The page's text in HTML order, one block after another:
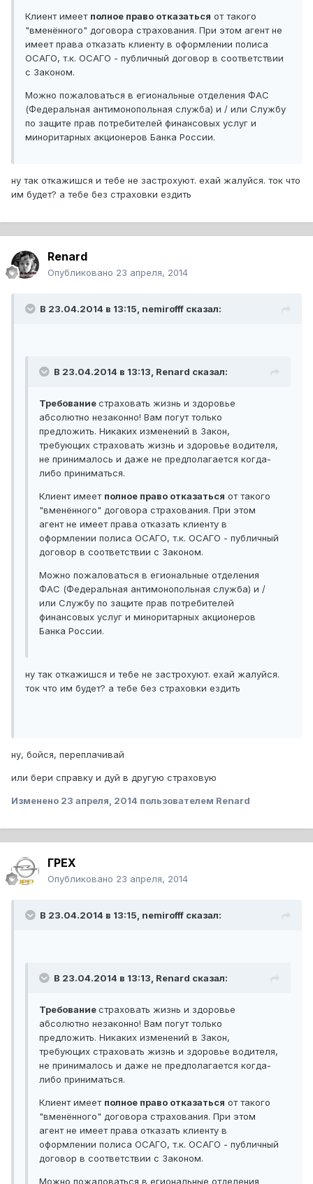
Клиент имеет полное право отказаться от такого
"вменённого" договора страхования. При этом агент не
имеет права отказать клиенту в оформлении полиса
ОСАГО, т.к. ОСАГО - публичный договор в соответствии
с Законом.
Можно пожаловаться в егиональные отделения ФАС
(Федеральная антимонопольная служба) и / или Службу
по защите прав потребителей финансовых услуг и
миноритарных акционеров Банка России.
ну так откажишся и тебе не застрохуют. ехай жалуйся. ток что
им будет? а тебе без страховки ездить
Renard
Опубликовано 23 апреля, 2014
В 23.04.2014 в 13:15, nemirofff сказал:
В 23.04.2014 в 13:13, Renard сказал:
Требованиестраховать жизнь и здоровье
абсолютно незаконно! Вам погут только
предложить. Никаких изменений в Закон,
требующих страховать жизнь и здоровье водителя,
не принималось и даже не предполагается когда-
либо приниматься.
Клиент имеет полное право отказаться от такого
"вменённого" договора страхования. При этом
агент не имеет права отказать клиенту в
оформлении полиса ОСАГО, т.к. ОСАГО - публичный
договор в соответствии с Законом.
Можно пожаловаться в егиональные отделения
ФАС (Федеральная антимонопольная служба) и /
или Службу по защите прав потребителей
финансовых услуг и миноритарных акционеров
Банка России.
ну так откажишся и тебе не застрохуют. ехай жалуйся.
ток что им будет? а тебе без страховки ездить
ну, бойся, переплачивай
или бери справку и дуй в другую страховую
Изменено 23 апреля, 2014 пользователем Renard
ГРЕХ
Опубликовано 23 апреля, 2014
В 23.04.2014 в 13:15, nemirofff сказал:
В 23.04.2014 в 13:13, Renard сказал:
Требованиестраховать жизнь и здоровье
абсолютно незаконно! Вам погут только
предложить. Никаких изменений в Закон,
требующих страховать жизнь и здоровье водителя,
не принималось и даже не предполагается когда-
либо приниматься.
Клиент имеет полное право отказаться от такого
"вменённого" договора страхования. При этом
агент не имеет права отказать клиенту в
оформлении полиса ОСАГО, т.к. ОСАГО - публичный
договор в соответствии с Законом.
Можно пожаловаться в егиональные отделения